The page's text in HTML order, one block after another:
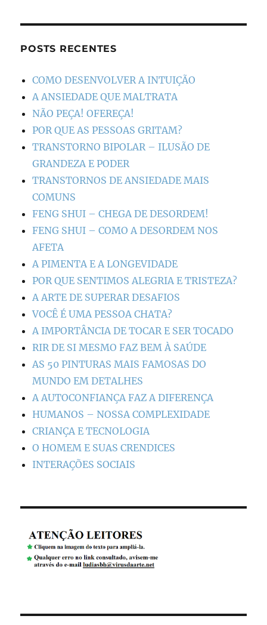
POSTS RECENTES
COMO DESENVOLVER A INTUIÇÃO
A ANSIEDADE QUE MALTRATA
NÃO PEÇA! OFEREÇA!
POR QUE AS PESSOAS GRITAM?
TRANSTORNO BIPOLAR – ILUSÃO DE
GRANDEZA E PODER
TRANSTORNOS DE ANSIEDADE MAIS
COMUNS
FENG SHUI – CHEGA DE DESORDEM!
FENG SHUI – COMO A DESORDEM NOS
AFETA
A PIMENTA E A LONGEVIDADE
POR QUE SENTIMOS ALEGRIA E TRISTEZA?
A ARTE DE SUPERAR DESAFIOS
VOCÊ É UMA PESSOA CHATA?
A IMPORTÂNCIA DE TOCAR E SER TOCADO
RIR DE SI MESMO FAZ BEM À SAÚDE
AS 50 PINTURAS MAIS FAMOSAS DO
MUNDO EM DETALHES
A AUTOCONFIANÇA FAZ A DIFERENÇA
HUMANOS – NOSSA COMPLEXIDADE
CRIANÇA E TECNOLOGIA
O HOMEM E SUAS CRENDICES
INTERAÇÕES SOCIAIS